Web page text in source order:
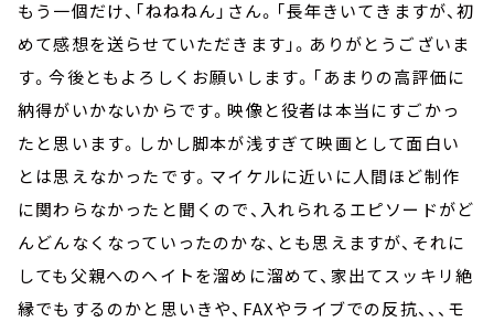
もう一個だけ、「ねねねん」さん。「長年きいてきますが、初
めて感想を送らせていただきます」。ありがとうございま
す。今後ともよろしくお願いします。「あまりの高評価に
納得がいかないからです。映像と役者は本当にすごかっ
たと思います。しかし脚本が浅すぎて映画として面白い
とは思えなかったです。マイケルに近いに人間ほど制作
に関わらなかったと聞くので、入れられるエピソードがど
んどんなくなっていったのかな、とも思えますが、それに
しても父親へのヘイトを溜めに溜めて、家出てスッキリ絶
縁でもするのかと思いきや、FAXやライブでの反抗、、、モ